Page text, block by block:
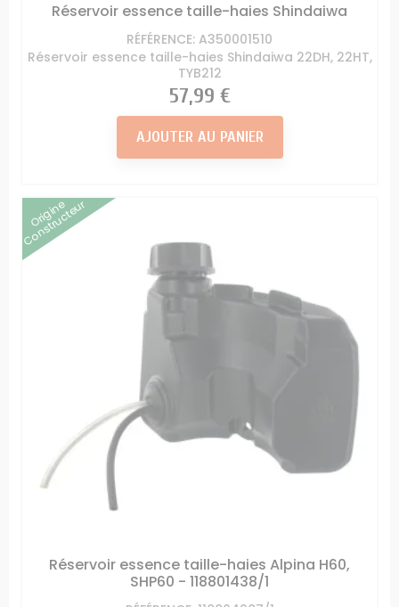
Réservoir essence taille-haies Shindaiwa
RÉFÉRENCE: A350001510
Réservoir essence taille-haies Shindaiwa 22DH, 22HT,
TYB212
Prix
57,99 €
AJOUTER AU PANIER
Origine
Constructeur
Réservoir essence taille-haies Alpina H60,
SHP60 - 118801438/1